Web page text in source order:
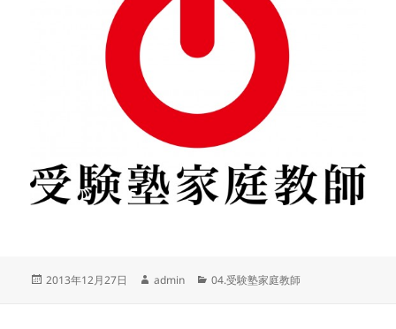
投
2013年12月27日
作
admin
カ
04.受験塾家庭教師